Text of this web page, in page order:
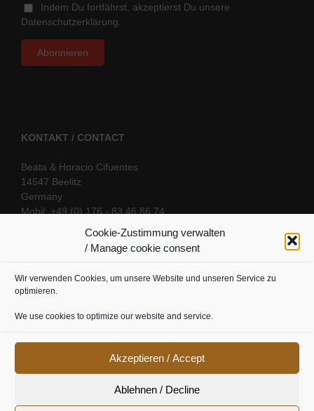
Cookie-Zustimmung verwalten
/ Manage cookie consent
Wir verwenden Cookies, um unsere Website und unseren Service zu
optimieren.
We use cookies to optimize our website and service.
Akzeptieren / Accept
Ablehnen / Decline
Indem Du fortfährst, akzeptierst Du unsere
Datenschutzerklärung.
KONTAKT / CONTACT
Beata & Horacio Cifuentes
14547 Beelitz
Germany
Mobil: +49 (0) 176 - 83 46 86 74
SOCIAL LINKS